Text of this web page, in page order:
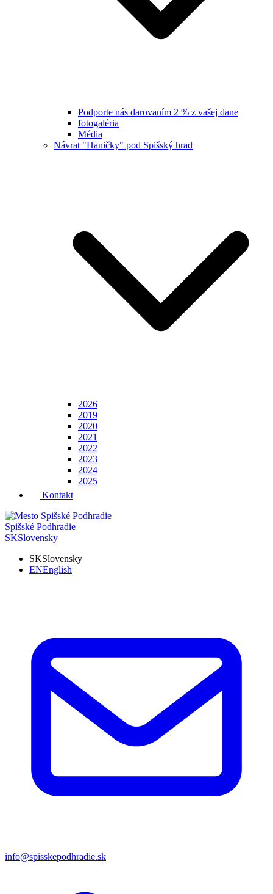
Podporte nás darovaním 2 % z vašej dane
fotogaléria
Média
Návrat "Haničky" pod Spišský hrad
2026
2019
2020
2021
2022
2023
2024
2025
Kontakt
Spišské Podhradie
SKSlovensky
SKSlovensky
ENEnglish
info@spisskepodhradie.sk